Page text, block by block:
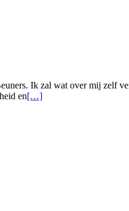
Ik zal wat over mij zelf
en[…]